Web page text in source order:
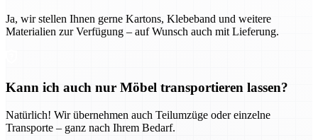
Ja, wir stellen Ihnen gerne Kartons, Klebeband und weitere
Materialien zur Verfügung – auf Wunsch auch mit Lieferung.
Kann ich auch nur Möbel transportieren lassen?
Natürlich! Wir übernehmen auch Teilumzüge oder einzelne
Transporte – ganz nach Ihrem Bedarf.